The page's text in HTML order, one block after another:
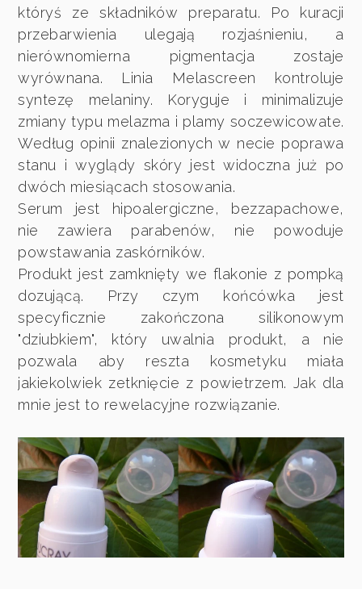
któryś ze składników preparatu. Po kuracji
przebarwienia ulegają rozjaśnieniu, a
nierównomierna pigmentacja zostaje
wyrównana. Linia Melascreen kontroluje
syntezę melaniny. Koryguje i minimalizuje
zmiany typu melazma i plamy soczewicowate.
Według opinii znalezionych w necie poprawa
stanu i wyglądy skóry jest widoczna już po
dwóch miesiącach stosowania.
Serum jest hipoalergiczne, bezzapachowe,
nie zawiera parabenów, nie powoduje
powstawania zaskórników.
Produkt jest zamknięty we flakonie z pompką
dozującą. Przy czym końcówka jest
specyficznie zakończona silikonowym
"dziubkiem", który uwalnia produkt, a nie
pozwala aby reszta kosmetyku miała
jakiekolwiek zetknięcie z powietrzem. Jak dla
mnie jest to rewelacyjne rozwiązanie.